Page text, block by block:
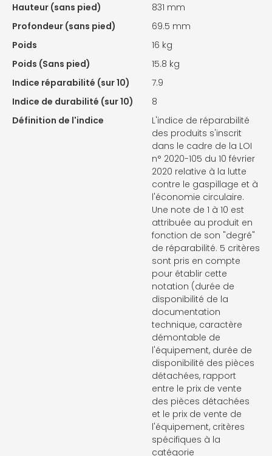
Hauteur (sans pied)
831 mm
Profondeur (sans pied)
69.5 mm
Poids
16 kg
Poids (Sans pied)
15.8 kg
Indice réparabilité (sur 10)
7.9
Indice de durabilité (sur 10)
8
Définition de l'indice
L'indice de réparabilité
des produits s'inscrit
dans le cadre de la LOI
n° 2020-105 du 10 février
2020 relative à la lutte
contre le gaspillage et à
l'économie circulaire.
Une note de 1 à 10 est
attribuée au produit en
fonction de son "degré"
de réparabilité. 5 critères
sont pris en compte
pour établir cette
notation (durée de
disponibilité de la
documentation
technique, caractère
démontable de
l'équipement, durée de
disponibilité des pièces
détachées, rapport
entre le prix de vente
des pièces détachées
et le prix de vente de
l'équipement, critères
spécifiques à la
catégorie